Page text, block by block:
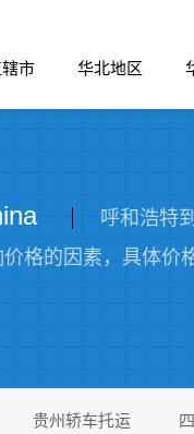
市 华北地区
呼和浩特
格的因素，具体价
贵州轿车托运